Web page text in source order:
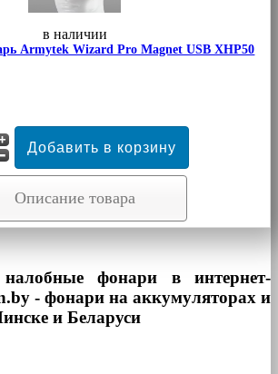
в наличии
Armytek Wizard Pro Magnet USB XHP50
Описание товара
налобные фонари в интернет-
- фонари на аккумуляторах и
и Беларуси